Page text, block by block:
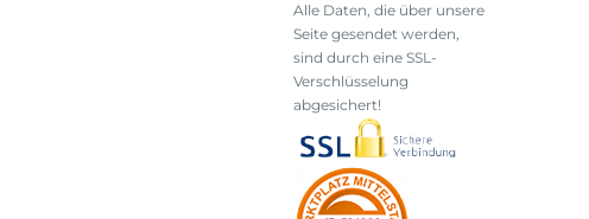
Alle Daten, die über unsere
Seite gesendet werden,
sind durch eine SSL-
Verschlüsselung
abgesichert!